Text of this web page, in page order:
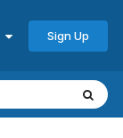
Sign Up